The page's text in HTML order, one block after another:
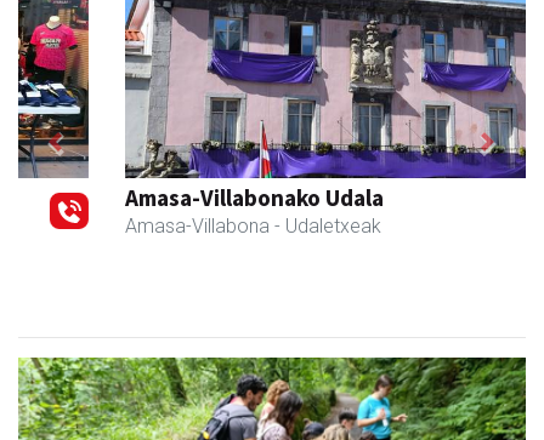
Amasa-Villabonako Udala
Amasa-Villabona - Udaletxeak
Previous Next